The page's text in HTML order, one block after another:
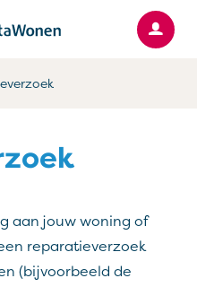
aan jouw woning of
reparatieverzoek
(bijvoorbeeld de